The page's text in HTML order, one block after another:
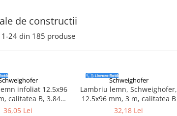
de constructii
1-24 din 185 produse
infoliat 12.5x96
calitatea B, 3.84
Schweighofer
36,05 Lei
Schweighofer
Lambriu lemn, Schweighofer,
12.5x96 mm, 3 m, calitatea B
32,18 Lei